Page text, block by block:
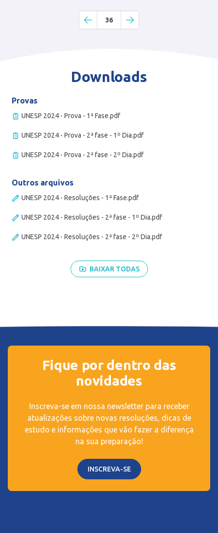
36
Downloads
Provas
UNESP 2024 - Prova - 1ª Fase.pdf
UNESP 2024 - Prova - 2ª fase - 1º Dia.pdf
UNESP 2024 - Prova - 2ª fase - 2º Dia.pdf
Outros arquivos
UNESP 2024 - Resoluções - 1ª Fase.pdf
UNESP 2024 - Resoluções - 2ª fase - 1º Dia.pdf
UNESP 2024 - Resoluções - 2ª fase - 2º Dia.pdf
BAIXAR TODAS
Fique por dentro das
novidades
Inscreva-se em nossa newsletter para receber
atualizações sobre novas resoluções, dicas de
estudo e informações que vão fazer a diferença
na sua preparação!
INSCREVA-SE